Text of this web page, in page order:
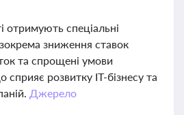
отримують спеціальні
зниження ставок
та спрощені умови
розвитку IT-бізнесу та
Джерело